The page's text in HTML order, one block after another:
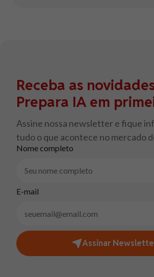
Receba as
Prepara IA em
Assine nossa newsletter e fique
tudo o que acontece no mercado
Nome completo
E-mail
Assinar